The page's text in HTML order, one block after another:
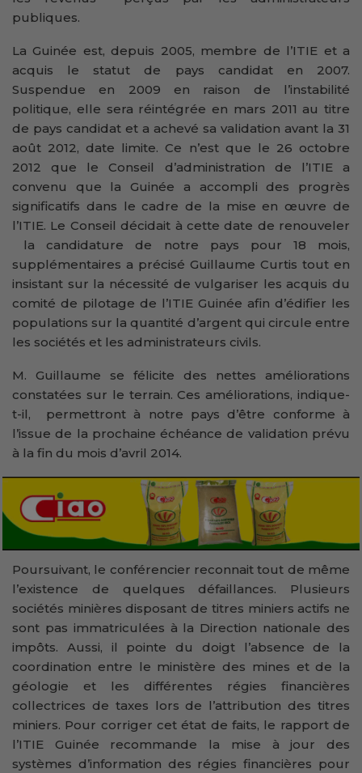
publiques.
La Guinée est, depuis 2005, membre de l’ITIE et a
acquis le statut de pays candidat en 2007.
Suspendue en 2009 en raison de l’instabilité
politique, elle sera réintégrée en mars 2011 au titre
de pays candidat et a achevé sa validation avant la 31
août 2012, date limite. Ce n’est que le 26 octobre
2012 que le Conseil d’administration de l’ITIE a
convenu que la Guinée a accompli des progrès
significatifs dans le cadre de la mise en œuvre de
l’ITIE. Le Conseil décidait à cette date de renouveler
la candidature de notre pays pour 18 mois,
supplémentaires a précisé Guillaume Curtis tout en
insistant sur la nécessité de vulgariser les acquis du
comité de pilotage de l’ITIE Guinée afin d’édifier les
populations sur la quantité d’argent qui circule entre
les sociétés et les administrateurs civils.
M. Guillaume se félicite des nettes améliorations
constatées sur le terrain. Ces améliorations, indique-
t-il, permettront à notre pays d’être conforme à
l’issue de la prochaine échéance de validation prévu
à la fin du mois d’avril 2014.
Poursuivant, le conférencier reconnait tout de même
l’existence de quelques défaillances. Plusieurs
sociétés minières disposant de titres miniers actifs ne
sont pas immatriculées à la Direction nationale des
impôts. Aussi, il pointe du doigt l’absence de la
coordination entre le ministère des mines et de la
géologie et les différentes régies financières
collectrices de taxes lors de l’attribution des titres
miniers. Pour corriger cet état de faits, le rapport de
l’ITIE Guinée recommande la mise à jour des
systèmes d’information des régies financières pour